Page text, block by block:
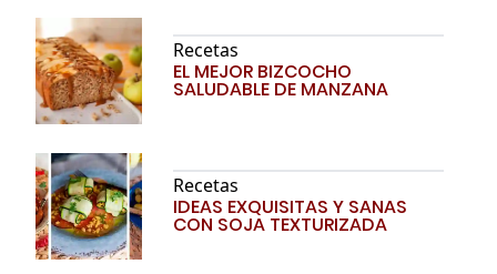
Recetas
EL MEJOR BIZCOCHO
SALUDABLE DE MANZANA
Recetas
IDEAS EXQUISITAS Y SANAS
CON SOJA TEXTURIZADA